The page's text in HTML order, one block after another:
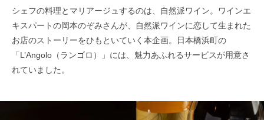
シェフの料理とマリアージュするのは、自然派ワイン。ワインエ
キスパートの岡本のぞみさんが、自然派ワインに恋して生まれた
お店のストーリーをひもといていく本企画。日本橋浜町の
「L’Angolo（ランゴロ）」には、魅力あふれるサービスが用意さ
れていました。